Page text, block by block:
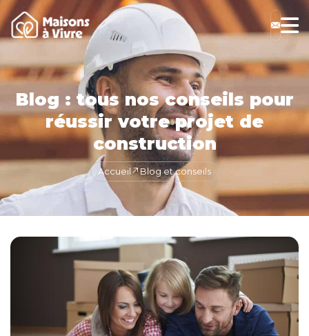
Blog : tous nos conseils pour
réussir votre projet de
construction
Accueil Blog et conseils